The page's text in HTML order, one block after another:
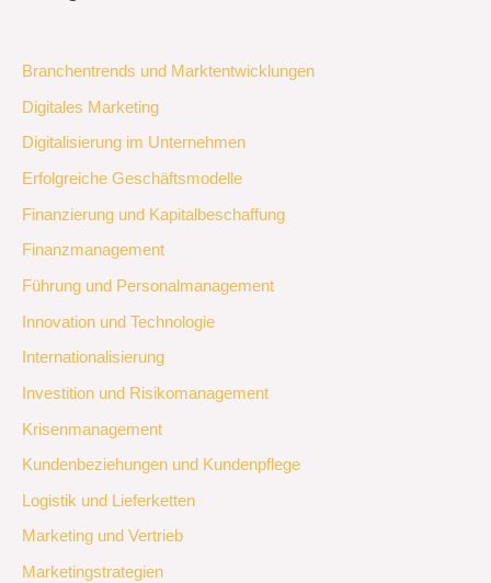
Branchentrends und Marktentwicklungen
Digitales Marketing
Digitalisierung im Unternehmen
Erfolgreiche Geschäftsmodelle
Finanzierung und Kapitalbeschaffung
Finanzmanagement
Führung und Personalmanagement
Innovation und Technologie
Internationalisierung
Investition und Risikomanagement
Krisenmanagement
Kundenbeziehungen und Kundenpflege
Logistik und Lieferketten
Marketing und Vertrieb
Marketingstrategien